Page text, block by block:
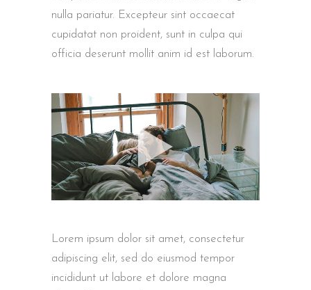
nulla pariatur. Excepteur sint occaecat
cupidatat non proident, sunt in culpa qui
officia deserunt mollit anim id est laborum.
Lorem ipsum dolor sit amet, consectetur
adipiscing elit, sed do eiusmod tempor
incididunt ut labore et dolore magna